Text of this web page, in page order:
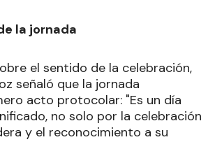
la jornada
el sentido de la celebración,
señaló que la jornada
acto protocolar: "Es un día
no solo por la celebración
y el reconocimiento a su